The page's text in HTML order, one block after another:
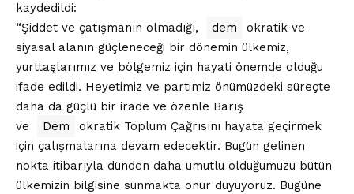
kaydedildi:
“Şiddet ve çatışmanın olmadığı,
dem
okratik ve
siyasal alanın güçleneceği bir dönemin ülkemiz,
yurttaşlarımız ve bölgemiz için hayati önemde olduğu
ifade edildi. Heyetimiz ve partimiz önümüzdeki süreçte
daha da güçlü bir irade ve özenle Barış
ve
Dem
okratik Toplum Çağrısını hayata geçirmek
için çalışmalarına devam edecektir. Bugün gelinen
nokta itibarıyla dünden daha umutlu olduğumuzu bütün
ülkemizin bilgisine sunmakta onur duyuyoruz. Bugüne